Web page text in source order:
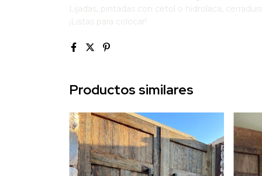
Lijadas, pintadas con cetol o hidrolaca,
¡Listas para colocar!
Productos similares